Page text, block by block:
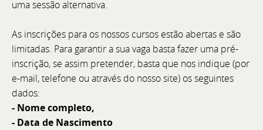
uma sessão alternativa.
As inscrições para os nossos cursos estão abertas e são
limitadas. Para garantir a sua vaga basta fazer uma pré-
inscrição, se assim pretender, basta que nos indique (por
e-mail, telefone ou através do nosso site) os seguintes
dados:
- Nome completo,
- Data de Nascimento